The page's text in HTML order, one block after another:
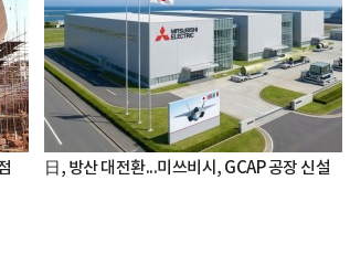
日, 방산 대전환...미쓰비시, GCAP 공장 신설